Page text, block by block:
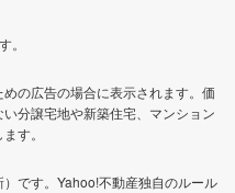
。
の広告の場合に表示されます。価
分譲宅地や新築住宅、マンション
す。
です。Yahoo!不動産独自のルール